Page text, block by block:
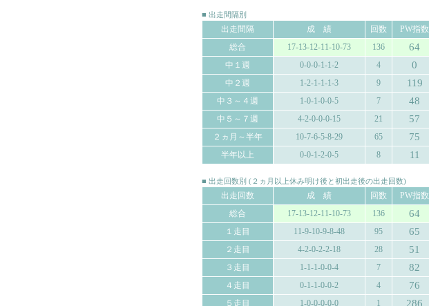
■ 出走間隔別
出走間隔 成 績 回数 PW指数
総合
17-13-12-11-10-73 136 64
中１週 0-0-0-1-1-2 4 0
中２週 1-2-1-1-1-3 9 119
中３～４週 1-0-1-0-0-5 7 48
中５～７週 4-2-0-0-0-15 21 57
２ヵ月～半年 10-7-6-5-8-29 65 75
半年以上 0-0-1-2-0-5 8 11
■ 出走回数別 (２ヵ月以上休み明け後と初出走後の出走回数)
出走回数 成 績 回数 PW指数
総合
17-13-12-11-10-73 136 64
１走目 11-9-10-9-8-48 95 65
２走目 4-2-0-2-2-18 28 51
３走目 1-1-1-0-0-4 7 82
４走目 0-1-1-0-0-2 4 76
５走目 1-0-0-0-0-0 1 286